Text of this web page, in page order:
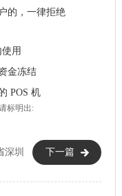
的，一律拒绝
用
金冻结
POS 机
标明出:
下一篇
深圳